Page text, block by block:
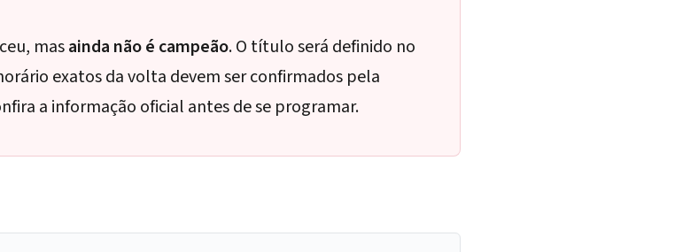
masainda não é campeão. O título será definido no
exatos da volta devem ser confirmados pela
a informação oficial antes de se programar.